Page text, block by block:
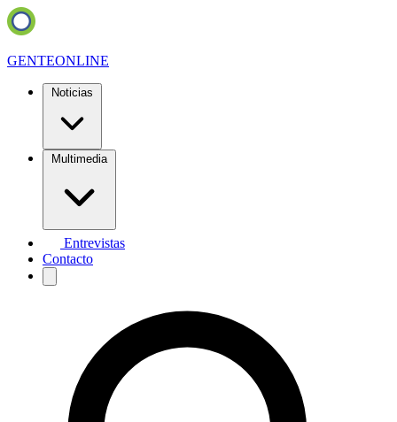
GENTEONLINE
Noticias
Multimedia
Entrevistas
Contacto